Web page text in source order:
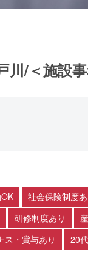
/＜施設
社会保険制度あ
研修制度あり
ス・賞与あり
20